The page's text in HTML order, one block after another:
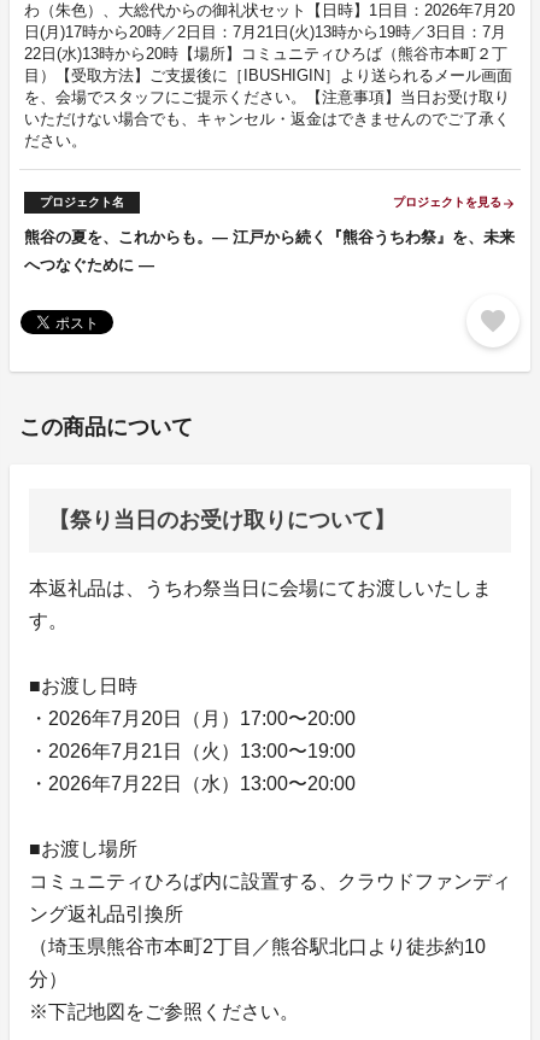
わ（朱色）、大総代からの御礼状セット【日時】1日目：2026年7月20
日(月)17時から20時／2日目：7月21日(火)13時から19時／3日目：7月
22日(水)13時から20時【場所】コミュニティひろば（熊谷市本町２丁
目）【受取方法】ご支援後に［IBUSHIGIN］より送られるメール画面
を、会場でスタッフにご提示ください。【注意事項】当日お受け取り
いただけない場合でも、キャンセル・返金はできませんのでご了承く
ださい。
プロジェクト名 プロジェクトを見る arrow_forward
熊谷の夏を、これからも。― 江戸から続く『熊谷うちわ祭』を、未来
へつなぐために ―
favorite
この商品について
【祭り当日のお受け取りについて】
本返礼品は、うちわ祭当日に会場にてお渡しいたしま
す。
■お渡し日時
・2026年7月20日（月）17:00〜20:00
・2026年7月21日（火）13:00〜19:00
・2026年7月22日（水）13:00〜20:00
■お渡し場所
コミュニティひろば内に設置する、クラウドファンディ
ング返礼品引換所
（埼玉県熊谷市本町2丁目／熊谷駅北口より徒歩約10
分）
※下記地図をご参照ください。